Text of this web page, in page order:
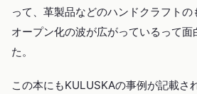
って、革製品などのハンドクラフトの
オープン化の波が広がっているって面
た。
この本にもKULUSKAの事例が記載さ